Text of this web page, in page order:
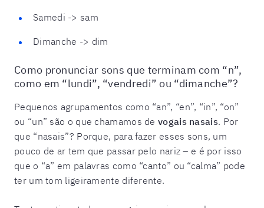
Samedi -> sam
Dimanche -> dim
Como pronunciar sons que terminam com “n”,
como em “lundi”, “vendredi” ou “dimanche”?
Pequenos agrupamentos como “an”, “en”, “in”, “on”
ou “un” são o que chamamos devogais nasais. Por
que “nasais”? Porque, para fazer esses sons, um
pouco de ar tem que passar pelo nariz – e é por isso
que o “a” em palavras como “canto” ou “calma” pode
ter um tom ligeiramente diferente.